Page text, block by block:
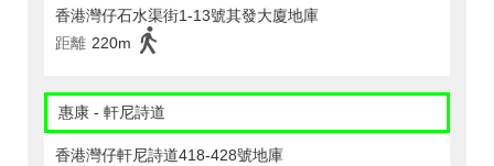
香港灣仔石水渠街1-13號其發大廈地庫
距離 220m
惠康 - 軒尼詩道
香港灣仔軒尼詩道418-428號地庫